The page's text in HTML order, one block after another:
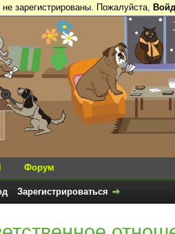
зарегистрированы. Пожалуйста,
Форум
Зарегистрироваться